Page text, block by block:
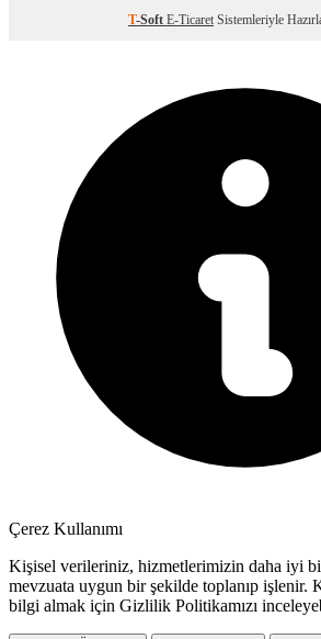
T-Soft E-Ticaret Sistemleriyle
Çerez Kullanımı
Kişisel verileriniz, hizmetlerimizin daha iyi
mevzuata uygun bir şekilde toplanıp işlenir.
bilgi almak için Gizlilik Politikamızı